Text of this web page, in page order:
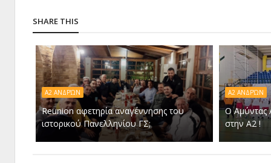
SHARE THIS
Α2 ΑΝΔΡΏΝ
Reunion αφετηρία αναγέννησης του
ιστορικού Πανελληνίου ΓΣ;
Α2 ΑΝΔΡΏΝ
Ο Αμύντας
στην Α2 !